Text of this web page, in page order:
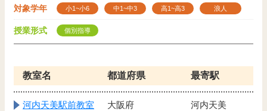
対象学年 小1~小6 中1~中3 高1~高3 浪人
授業形式 個別指導
教室名 都道府県 最寄駅
河内天美駅前教室 大阪府 河内天美